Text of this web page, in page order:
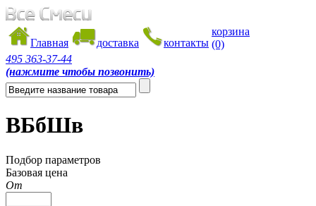
Главная доставка контакты
корзина
(0)
495 363-37-44
(нажмите чтобы позвонить)
ВБбШв
Подбор параметров
Базовая цена
От